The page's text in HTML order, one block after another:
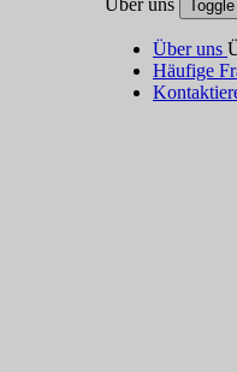
Über uns
Über uns
Häufige